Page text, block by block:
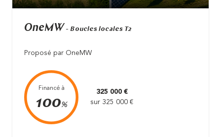
OneMW - Boucles locales T2
Proposé par OneMW
Financé à
100%
325 000 €
sur 325 000 €